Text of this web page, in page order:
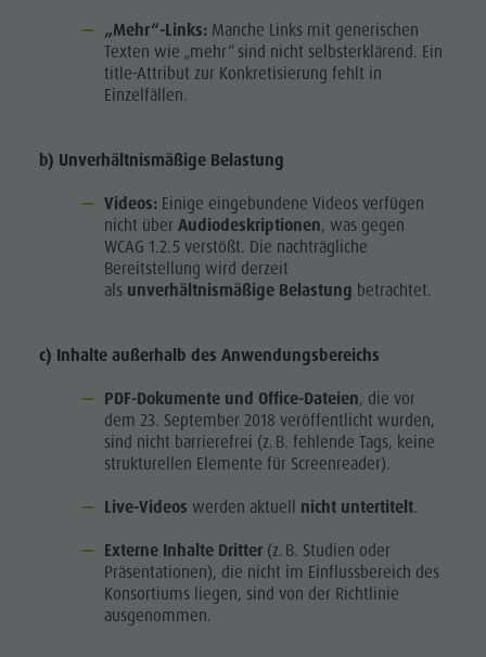
„Mehr“-Links: Manche Links mit generischen
Texten wie „mehr“ sind nicht selbsterklärend. Ein
title-Attribut zur Konkretisierung fehlt in
Einzelfällen.
b) Unverhältnismäßige Belastung
Videos: Einige eingebundene Videos verfügen
nicht über Audiodeskriptionen, was gegen
WCAG 1.2.5 verstößt. Die nachträgliche
Bereitstellung wird derzeit
als unverhältnismäßige Belastung betrachtet.
c) Inhalte außerhalb des Anwendungsbereichs
PDF-Dokumente und Office-Dateien, die vor
dem 23. September 2018 veröffentlicht wurden,
sind nicht barrierefrei (z. B. fehlende Tags, keine
strukturellen Elemente für Screenreader).
Live-Videos werden aktuell nicht untertitelt.
Externe Inhalte Dritter (z. B. Studien oder
Präsentationen), die nicht im Einflussbereich des
Konsortiums liegen, sind von der Richtlinie
ausgenommen.